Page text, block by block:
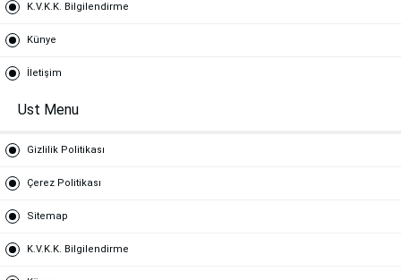
K.V.K.K. Bilgilendirme
Künye
İletişim
Ust Menu
Gizlilik Politikası
Çerez Politikası
Sitemap
K.V.K.K. Bilgilendirme